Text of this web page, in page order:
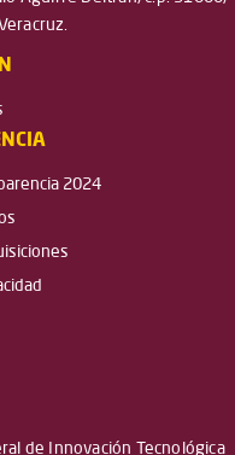
2024
de Innovación Tecnológica